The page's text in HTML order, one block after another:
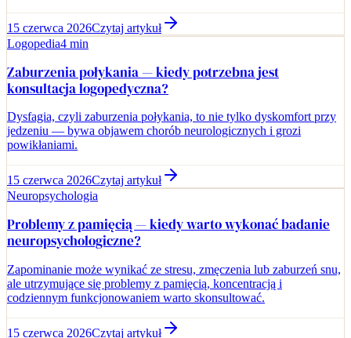
15 czerwca 2026Czytaj artykuł
Logopedia4 min
Zaburzenia połykania — kiedy potrzebna jest
konsultacja logopedyczna?
Dysfagia, czyli zaburzenia połykania, to nie tylko dyskomfort przy
jedzeniu — bywa objawem chorób neurologicznych i grozi
powikłaniami.
15 czerwca 2026Czytaj artykuł
Neuropsychologia
Problemy z pamięcią — kiedy warto wykonać badanie
neuropsychologiczne?
Zapominanie może wynikać ze stresu, zmęczenia lub zaburzeń snu,
ale utrzymujące się problemy z pamięcią, koncentracją i
codziennym funkcjonowaniem warto skonsultować.
15 czerwca 2026Czytaj artykuł